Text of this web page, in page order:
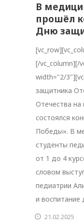
В
прошёл
Дню
[/vc_column][/
width="2/
защитника
Отечества на
состоялся
Победы». В
студенты
от 1 до 4
словом
педиатрии
и воспитание
21.02.2025